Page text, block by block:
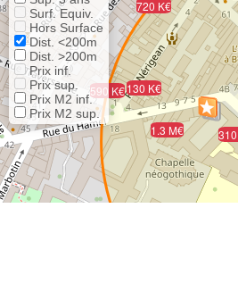
590 K€130 K€
720 K€
1.3 M€
Surf. Equiv.
Hors Surface
Dist. <200m
Dist. >200m
Prix inf.
Prix sup.
Prix M2 inf.
Prix M2 sup.